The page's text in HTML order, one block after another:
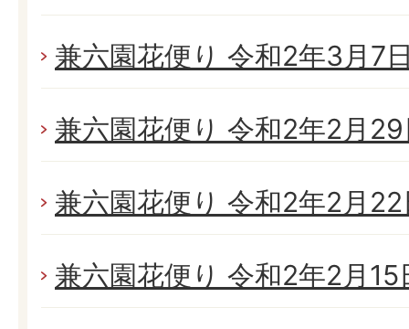
兼六園花便り 令和2年3月7
兼六園花便り 令和2年2月
兼六園花便り 令和2年2月
兼六園花便り 令和2年2月